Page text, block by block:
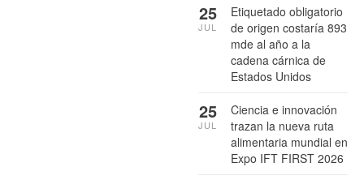
Etiquetado obligatorio
de origen costaría 893
mde al año a la
cadena cárnica de
Estados Unidos
25
JUL
Ciencia e innovación
trazan la nueva ruta
alimentaria mundial en
Expo IFT FIRST 2026
25
JUL